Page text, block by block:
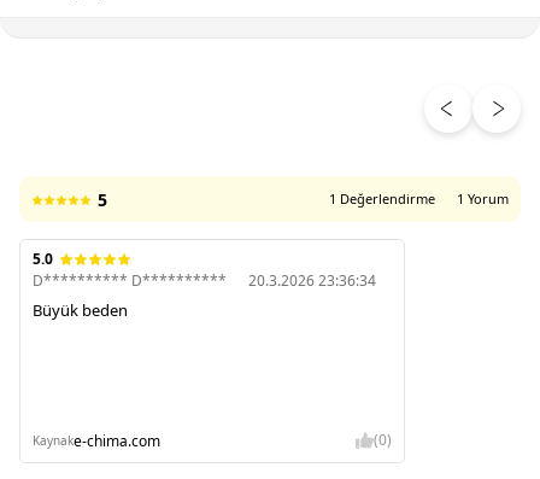
5 1 Değerlendirme 1 Yorum
5.0
D********** D**********
20.3.2026 23:36:34
Büyük beden
Kaynake-chima.com (0)